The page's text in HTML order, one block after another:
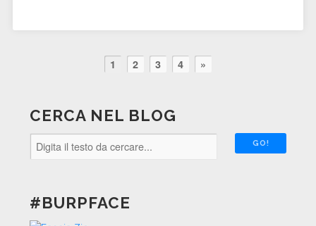
1 2 3 4 »
CERCA NEL BLOG
#BURPFACE